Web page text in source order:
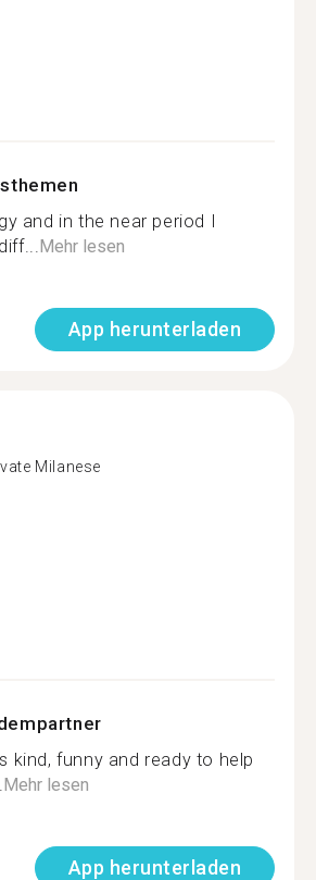
and in the near period I
Mehr lesen
App herunterladen
Milanese
kind, funny and ready to help
Mehr lesen
App herunterladen